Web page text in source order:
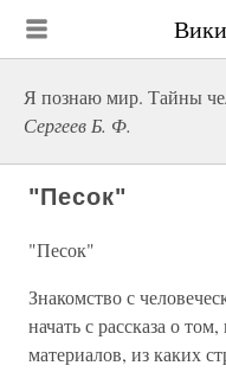
Я познаю мир. Тайны
Сергеев Б. Ф.
"Песок"
"Песок"
Знакомство с
начать с рассказа о
материалов, из каких